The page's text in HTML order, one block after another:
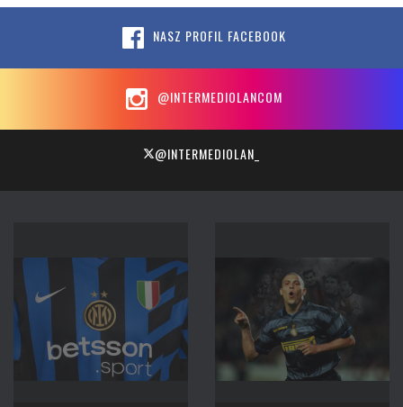
NASZ PROFIL FACEBOOK
@INTERMEDIOLANCOM
@INTERMEDIOLAN_